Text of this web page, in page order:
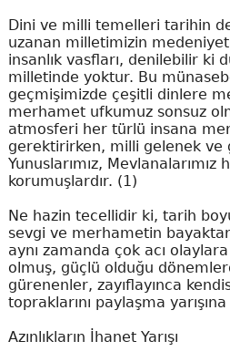
Dini ve milli temelleri tarihin
uzanan milletimizin
insanlık vasfları, denilebilir ki
milletinde yoktur. Bu
geçmişimizde çeşitli dinlere
merhamet ufkumuz sonsuz
atmosferi her türlü insana
gerektirirken, milli gelenek ve
Yunuslarımız, Mevlanalarımız
korumuşlardır. (1)
Ne hazin tecellidir ki, tarih
sevgi ve merhametin
aynı zamanda çok acı
olmuş, güçlü olduğu
gürenenler, zayıflayınca
topraklarını paylaşma
Azınlıkların İhanet Yarışı